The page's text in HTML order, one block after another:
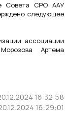
Совета СРО ААУ
следующее
ассоциации
Артема
16:32:58
16:29:01